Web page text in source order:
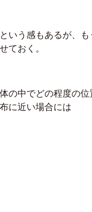
いう感もあるが、も
ておく。
の中でどの程度の位
に近い場合には